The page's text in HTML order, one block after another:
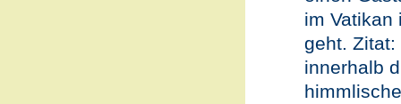
im Vatikan
geht. Zitat:
innerhalb